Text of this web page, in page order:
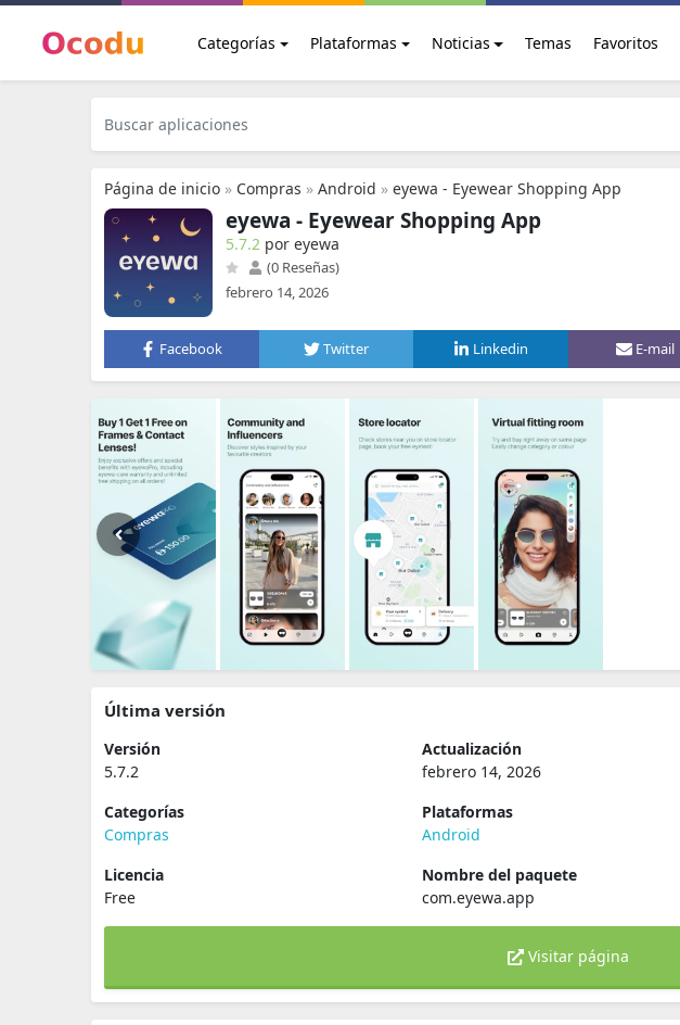
Categorías Plataformas Noticias Temas Favoritos
Página de inicio » Compras » Android » eyewa - Eyewear Shopping App
eyewa - Eyewear Shopping App
5.7.2 por eyewa
(0 Reseñas)
febrero 14, 2026
Facebook Twitter Linkedin E-mail
Última versión
Versión
5.7.2
Actualización
febrero 14, 2026
Categorías
Compras
Plataformas
Android
Licencia
Free
Nombre del paquete
com.eyewa.app
Visitar página